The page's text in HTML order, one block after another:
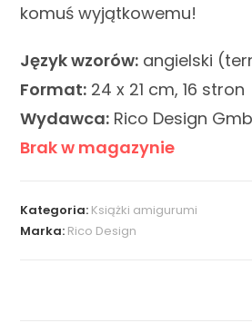
komuś wyjątkowemu!
Język wzorów: angielski
Format: 24 x 21 cm, 16 stron
Wydawca: Rico Design
Brak w magazynie
Kategoria: Książki amigurumi
Marka: Rico Design